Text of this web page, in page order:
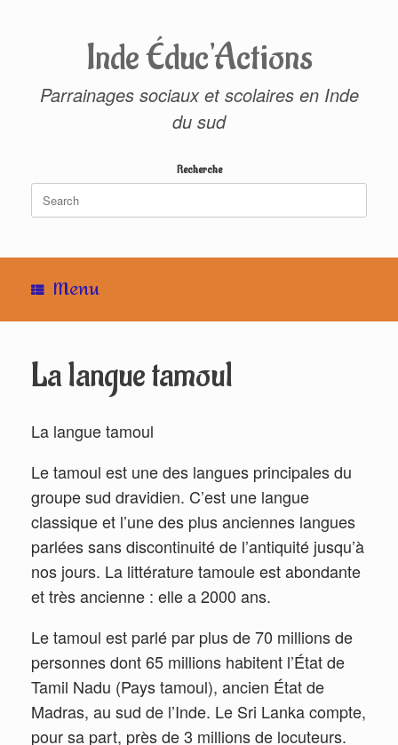
Inde Éduc'Actions
Parrainages sociaux et scolaires en Inde
du sud
Recherche
Search
for:
Menu
La langue tamoul
La langue tamoul
Le tamoul est une des langues principales du
groupe sud dravidien. C’est une langue
classique et l’une des plus anciennes langues
parlées sans discontinuité de l’antiquité jusqu’à
nos jours. La littérature tamoule est abondante
et très ancienne : elle a 2000 ans.
Le tamoul est parlé par plus de 70 millions de
personnes dont 65 millions habitent l’État de
Tamil Nadu (Pays tamoul), ancien État de
Madras, au sud de l’Inde. Le Sri Lanka compte,
pour sa part, près de 3 millions de locuteurs.